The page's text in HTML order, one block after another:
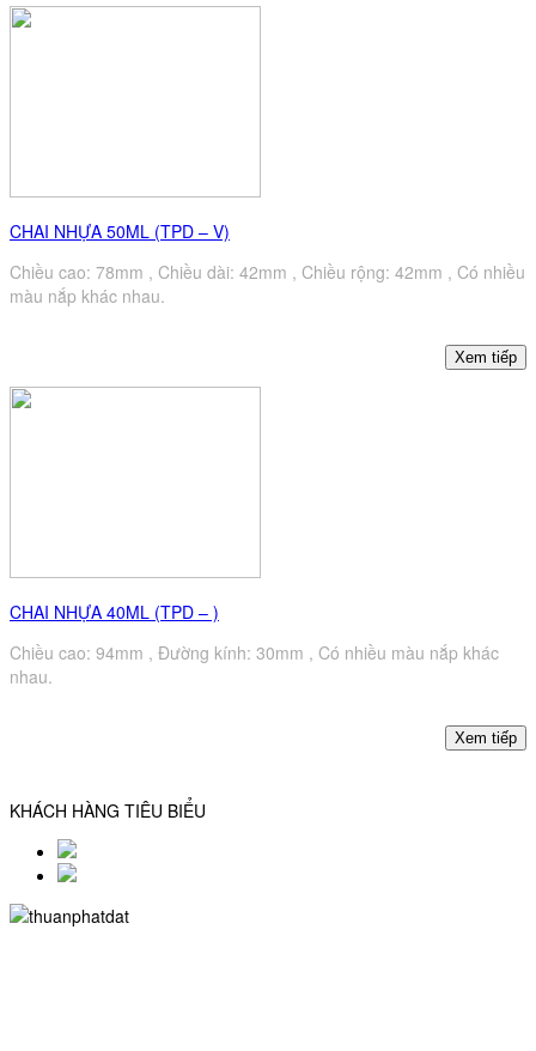
CHAI NHỰA 50ML (TPD – V)
Chiều cao: 78mm , Chiều dài: 42mm , Chiều rộng: 42mm , Có nhiều
màu nắp khác nhau.
CHAI NHỰA 40ML (TPD – )
Chiều cao: 94mm , Đường kính: 30mm , Có nhiều màu nắp khác
nhau.
KHÁCH HÀNG TIÊU BIỂU